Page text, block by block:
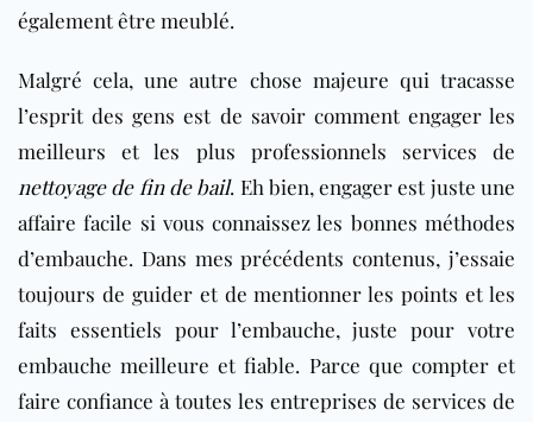
également être meublé.
Malgré cela, une autre chose majeure qui tracasse
l’esprit des gens est de savoir comment engager les
meilleurs et les plus professionnels services de
nettoyage de fin de bail. Eh bien, engager est juste une
affaire facile si vous connaissez les bonnes méthodes
d’embauche. Dans mes précédents contenus, j’essaie
toujours de guider et de mentionner les points et les
faits essentiels pour l’embauche, juste pour votre
embauche meilleure et fiable. Parce que compter et
faire confiance à toutes les entreprises de services de